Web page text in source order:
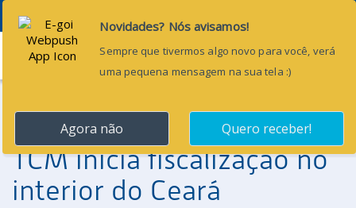
Menu
Transição de Governo:
TCM inicia fiscalização no
interior do Ceará